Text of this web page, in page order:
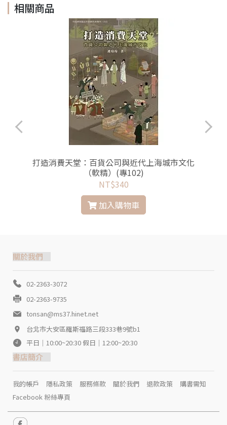
相關商品
打造消費天堂：百貨公司與近代上海城市文化
（軟精）(專102)
NT$340
加入購物車
關於我們
02-2363-3072
02-2363-9735
tonsan@ms37.hinet.net
台北市大安區羅斯福路三段333巷9號b1
平日｜10:00~20:30 假日｜12:00~20:30
書店簡介
我的帳戶 隱私政策 服務條款 關於我們 退款政策
購書需知
Facebook 粉絲專頁